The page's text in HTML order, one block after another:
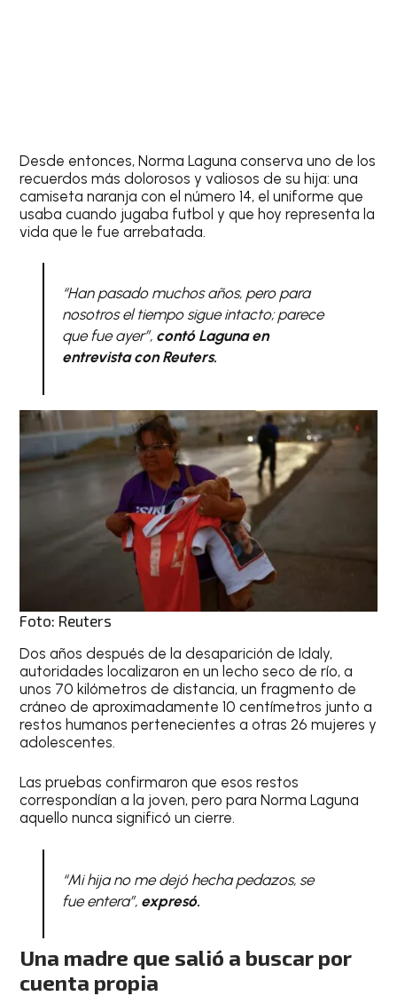
Desde entonces, Norma Laguna conserva uno de los
recuerdos más dolorosos y valiosos de su hija: una
camiseta naranja con el número 14, el uniforme que
usaba cuando jugaba futbol y que hoy representa la
vida que le fue arrebatada.
“Han pasado muchos años, pero para
nosotros el tiempo sigue intacto; parece
que fue ayer”, contó Laguna en
entrevista con Reuters.
Foto: Reuters
Dos años después de la desaparición de Idaly,
autoridades localizaron en un lecho seco de río, a
unos 70 kilómetros de distancia, un fragmento de
cráneo de aproximadamente 10 centímetros junto a
restos humanos pertenecientes a otras 26 mujeres y
adolescentes.
Las pruebas confirmaron que esos restos
correspondían a la joven, pero para Norma Laguna
aquello nunca significó un cierre.
“Mi hija no me dejó hecha pedazos, se
fue entera”, expresó.
Una madre que salió a buscar por
cuenta propia